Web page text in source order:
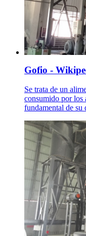
Gofio -
Se trata de un
consumido por los
fundamental de su